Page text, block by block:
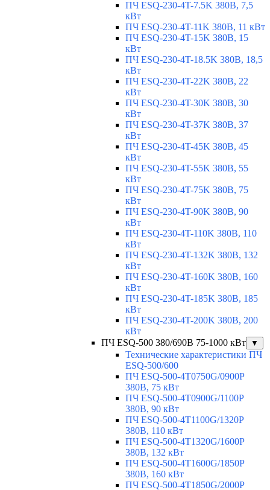
ПЧ ESQ-230-4T-7.5K 380В, 7,5
кВт
ПЧ ESQ-230-4T-11K 380В, 11 кВт
ПЧ ESQ-230-4T-15K 380В, 15
кВт
ПЧ ESQ-230-4T-18.5K 380В, 18,5
кВт
ПЧ ESQ-230-4T-22K 380В, 22
кВт
ПЧ ESQ-230-4T-30K 380В, 30
кВт
ПЧ ESQ-230-4T-37K 380В, 37
кВт
ПЧ ESQ-230-4T-45K 380В, 45
кВт
ПЧ ESQ-230-4T-55K 380В, 55
кВт
ПЧ ESQ-230-4T-75K 380В, 75
кВт
ПЧ ESQ-230-4T-90K 380В, 90
кВт
ПЧ ESQ-230-4T-110K 380В, 110
кВт
ПЧ ESQ-230-4T-132K 380В, 132
кВт
ПЧ ESQ-230-4T-160K 380В, 160
кВт
ПЧ ESQ-230-4T-185K 380В, 185
кВт
ПЧ ESQ-230-4T-200K 380В, 200
кВт
ПЧ ESQ-500 380/690В 75-1000 кВт
▼
Технические характеристики ПЧ
ESQ-500/600
ПЧ ESQ-500-4T0750G/0900P
380В, 75 кВт
ПЧ ESQ-500-4T0900G/1100P
380В, 90 кВт
ПЧ ESQ-500-4T1100G/1320P
380В, 110 кВт
ПЧ ESQ-500-4T1320G/1600P
380В, 132 кВт
ПЧ ESQ-500-4T1600G/1850P
380В, 160 кВт
ПЧ ESQ-500-4T1850G/2000P